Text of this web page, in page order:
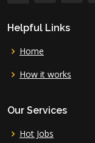
Helpful Links
Home
How it works
Our Services
Hot Jobs